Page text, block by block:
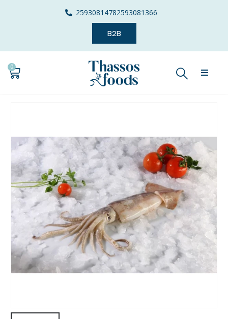
25930814782593081366
B2B
0